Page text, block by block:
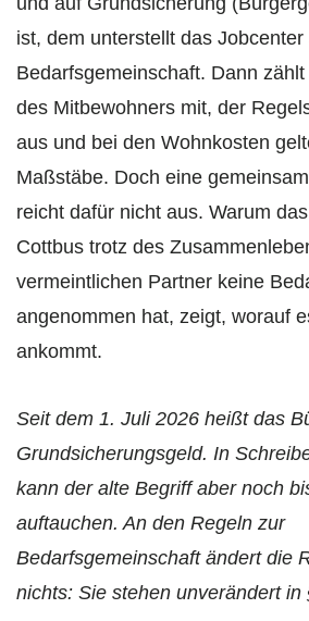
ist, dem unterstellt das
Bedarfsgemeinschaft. Dann
des Mitbewohners mit, der
aus und bei den Wohnkosten
Maßstäbe. Doch eine
reicht dafür nicht aus. Warum
Cottbus trotz des
vermeintlichen Partner keine
angenommen hat, zeigt, worauf
ankommt.
Seit dem 1. Juli 2026 heißt das
Grundsicherungsgeld. In
kann der alte Begriff aber noch
auftauchen. An den Regeln zur
Bedarfsgemeinschaft ändert die
nichts: Sie stehen unverändert in